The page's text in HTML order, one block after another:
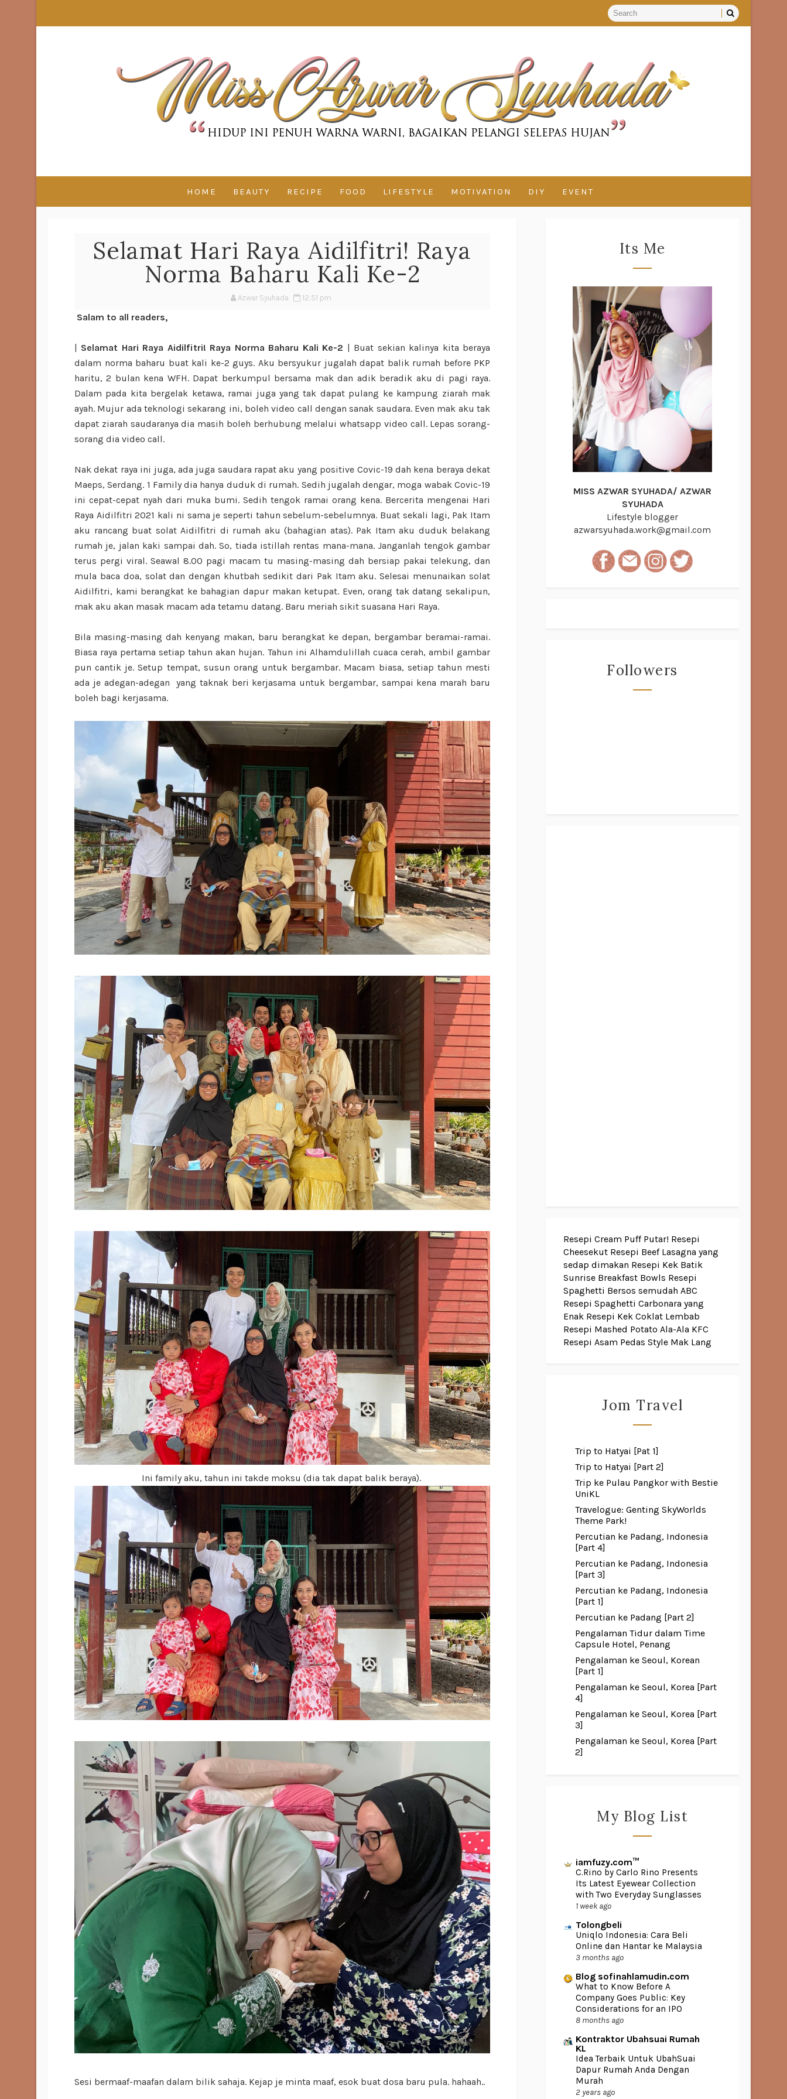
HOME BEAUTY RECIPE FOOD LIFESTYLE MOTIVATION DIY EVENT
Selamat Hari Raya Aidilfitri! Raya
Norma Baharu Kali Ke-2
Azwar Syuhada 12:51 pm
Salam to all readers,
| Selamat Hari Raya Aidilfitri! Raya Norma Baharu Kali Ke-2 | Buat sekian kalinya kita beraya
dalam norma baharu buat kali ke-2 guys. Aku bersyukur jugalah dapat balik rumah before PKP
haritu, 2 bulan kena WFH. Dapat berkumpul bersama mak dan adik beradik aku di pagi raya.
Dalam pada kita bergelak ketawa, ramai juga yang tak dapat pulang ke kampung ziarah mak
ayah. Mujur ada teknologi sekarang ini, boleh video call dengan sanak saudara. Even mak aku tak
dapat ziarah saudaranya dia masih boleh berhubung melalui whatsapp video call. Lepas sorang-
sorang dia video call.
Nak dekat raya ini juga, ada juga saudara rapat aku yang positive Covic-19 dah kena beraya dekat
Maeps, Serdang. 1 Family dia hanya duduk di rumah. Sedih jugalah dengar, moga wabak Covic-19
ini cepat-cepat nyah dari muka bumi. Sedih tengok ramai orang kena. Bercerita mengenai Hari
Raya Aidilfitri 2021 kali ni sama je seperti tahun sebelum-sebelumnya. Buat sekali lagi, Pak Itam
aku rancang buat solat Aidilfitri di rumah aku (bahagian atas). Pak Itam aku duduk belakang
rumah je, jalan kaki sampai dah. So, tiada istillah rentas mana-mana. Janganlah tengok gambar
terus pergi viral. Seawal 8.00 pagi macam tu masing-masing dah bersiap pakai telekung, dan
mula baca doa, solat dan dengan khutbah sedikit dari Pak Itam aku. Selesai menunaikan solat
Aidilfitri, kami berangkat ke bahagian dapur makan ketupat. Even, orang tak datang sekalipun,
mak aku akan masak macam ada tetamu datang. Baru meriah sikit suasana Hari Raya.
Bila masing-masing dah kenyang makan, baru berangkat ke depan, bergambar beramai-ramai.
Biasa raya pertama setiap tahun akan hujan. Tahun ini Alhamdulillah cuaca cerah, ambil gambar
pun cantik je. Setup tempat, susun orang untuk bergambar. Macam biasa, setiap tahun mesti
ada je adegan-adegan yang taknak beri kerjasama untuk bergambar, sampai kena marah baru
boleh bagi kerjasama.
Ini family aku, tahun ini takde moksu (dia tak dapat balik beraya).
Sesi bermaaf-maafan dalam bilik sahaja. Kejap je minta maaf, esok buat dosa baru pula. hahaah..
Its Me
MISS AZWAR SYUHADA/ AZWAR
SYUHADA
Lifestyle blogger
azwarsyuhada.work@gmail.com
Followers
Resepi Cream Puff Putar! Resepi
Cheesekut Resepi Beef Lasagna yang
sedap dimakan Resepi Kek Batik
Sunrise Breakfast Bowls Resepi
Spaghetti Bersos semudah ABC
Resepi Spaghetti Carbonara yang
Enak Resepi Kek Coklat Lembab
Resepi Mashed Potato Ala-Ala KFC
Resepi Asam Pedas Style Mak Lang
Jom Travel
Trip to Hatyai [Pat 1]
Trip to Hatyai [Part 2]
Trip ke Pulau Pangkor with Bestie
UniKL
Travelogue: Genting SkyWorlds
Theme Park!
Percutian ke Padang, Indonesia
[Part 4]
Percutian ke Padang, Indonesia
[Part 3]
Percutian ke Padang, Indonesia
[Part 1]
Percutian ke Padang [Part 2]
Pengalaman Tidur dalam Time
Capsule Hotel, Penang
Pengalaman ke Seoul, Korean
[Part 1]
Pengalaman ke Seoul, Korea [Part
4]
Pengalaman ke Seoul, Korea [Part
3]
Pengalaman ke Seoul, Korea [Part
2]
My Blog List
iamfuzy.com™
C.Rino by Carlo Rino Presents
Its Latest Eyewear Collection
with Two Everyday Sunglasses
1 week ago
Tolongbeli
Uniqlo Indonesia: Cara Beli
Online dan Hantar ke Malaysia
3 months ago
Blog sofinahlamudin.com
What to Know Before A
Company Goes Public: Key
Considerations for an IPO
8 months ago
Kontraktor Ubahsuai Rumah
KL
Idea Terbaik Untuk UbahSuai
Dapur Rumah Anda Dengan
Murah
2 years ago